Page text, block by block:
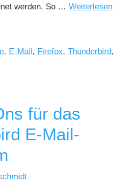
werden. So … Weiterlesen
, E-Mail, Firefox,Thunderbird,
für das
E-Mail-